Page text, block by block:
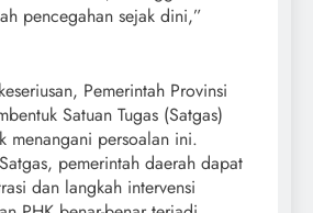
pencegahan sejak dini,”
Pemerintah Provinsi
Satuan Tugas (Satgas)
menangani persoalan ini.
pemerintah daerah dapat
dan langkah intervensi